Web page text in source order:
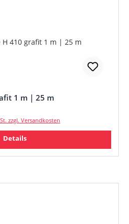
1 m | 25 m
zzgl. Versandkosten
Details